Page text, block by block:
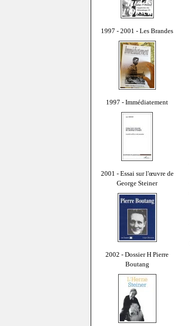
1997 - 2001 - Les Brandes
1997 - Immédiatement
2001 - Essai sur l'œuvre de
George Steiner
2002 - Dossier H Pierre
Boutang